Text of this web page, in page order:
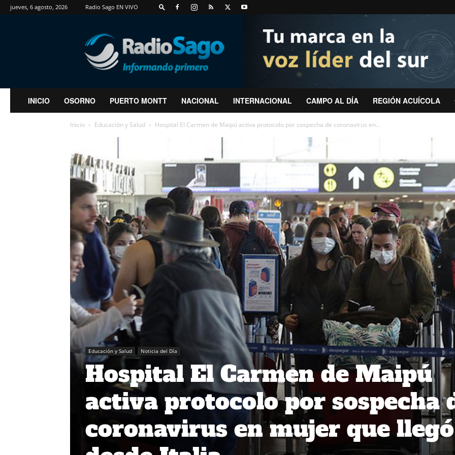
jueves, 6 agosto, 2026 Radio Sago EN VIVO
RadioSago
INICIO OSORNO PUERTO MONTT NACIONAL INTERNACIONAL CAMPO AL DÍA REGIÓN ACUÍCOLA
Inicio Educación y Salud Hospital El Carmen de Maipú activa protocolo por sospecha de coronavirus en...
Educación y Salud Noticia del Día
Hospital El Carmen de Maipú
activa protocolo por sospecha
coronavirus en mujer que llegó